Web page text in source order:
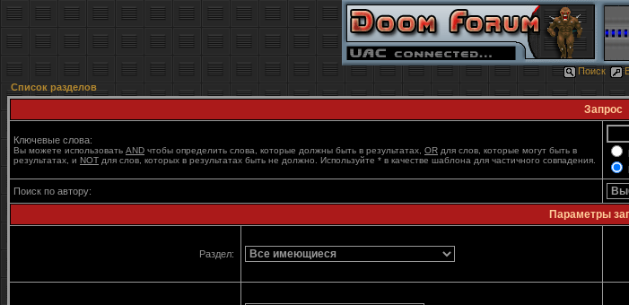
Поиск
Список разделов
Запрос
Ключевые слова:
Вы можете использовать AND чтобы определить слова, которые должны быть в результатах, OR для слов, которые могут быть в
результатах, и NOT для слов, которых в результатах быть не должно. Используйте * в качестве шаблона для частичного совпадения.
Поиск по автору:
Параметры
Раздел: